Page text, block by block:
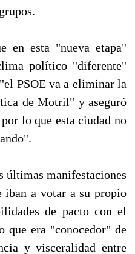
en esta "nueva etapa"
político "diferente"
PSOE va a eliminar la
de Motril" y aseguró
lo que esta ciudad no
últimas manifestaciones
iban a votar a su propio
de pacto con el
que era "conocedor" de
y visceralidad entre